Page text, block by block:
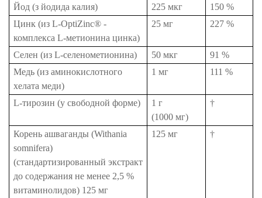
Йод (з йодида калия) 225 мкг
150 %
Цинк (из L-OptiZinc® -
комплекса L-метионина цинка)
25 мг 227 %
Селен (из L-селенометионина) 50 мкг
91 %
Медь (из аминокислотного
хелата меди)
1 мг 111 %
L-тирозин (у свободной форме)
1 г
(1000 мг)
†
Корень ашваганды (Withania
somnifera)
(стандартизированный экстракт
до содержания не менее 2,5 %
витаминолидов) 125 мг
125 мг †